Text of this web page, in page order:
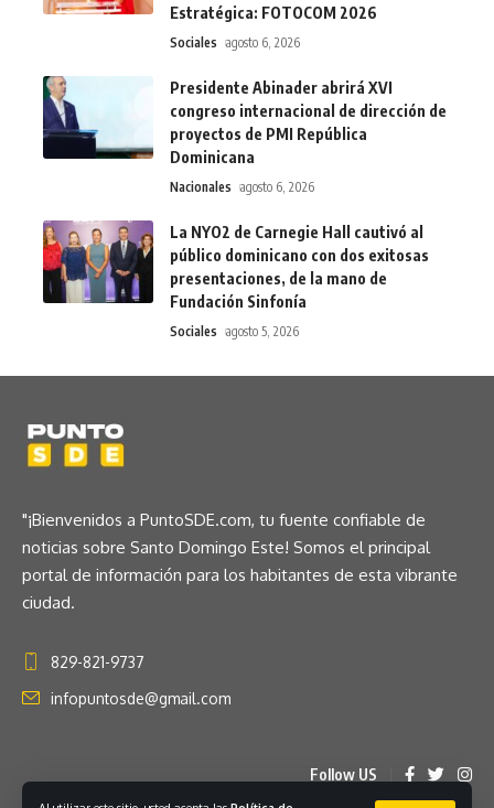
Estratégica: FOTOCOM 2026
Sociales agosto 6, 2026
Presidente Abinader abrirá XVI
congreso internacional de dirección de
proyectos de PMI República
Dominicana
Nacionales agosto 6, 2026
La NYO2 de Carnegie Hall cautivó al
público dominicano con dos exitosas
presentaciones, de la mano de
Fundación Sinfonía
Sociales agosto 5, 2026
"¡Bienvenidos a PuntoSDE.com, tu fuente confiable de
noticias sobre Santo Domingo Este! Somos el principal
portal de información para los habitantes de esta vibrante
ciudad.
829-821-9737
infopuntosde@gmail.com
Follow US